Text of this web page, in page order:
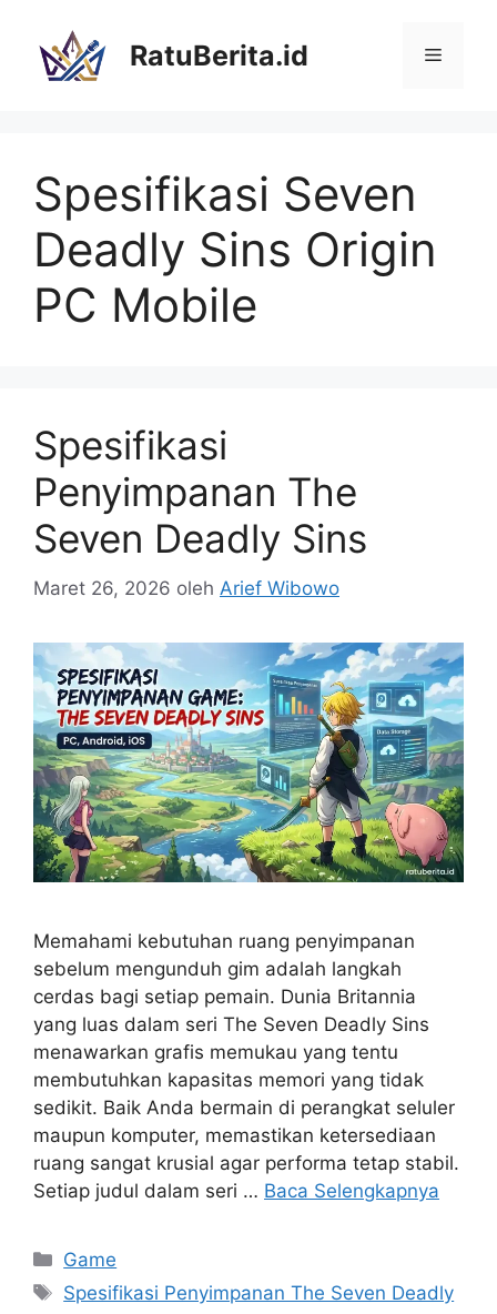
RatuBerita.id Menu
Spesifikasi Seven
Deadly Sins Origin
PC Mobile
Spesifikasi
Penyimpanan The
Seven Deadly Sins
Maret 26, 2026 oleh Arief Wibowo
Memahami kebutuhan ruang penyimpanan
sebelum mengunduh gim adalah langkah
cerdas bagi setiap pemain. Dunia Britannia
yang luas dalam seri The Seven Deadly Sins
menawarkan grafis memukau yang tentu
membutuhkan kapasitas memori yang tidak
sedikit. Baik Anda bermain di perangkat seluler
maupun komputer, memastikan ketersediaan
ruang sangat krusial agar performa tetap stabil.
Setiap judul dalam seri … Baca Selengkapnya
Kategori
Game
Tag
Spesifikasi Penyimpanan The Seven Deadly